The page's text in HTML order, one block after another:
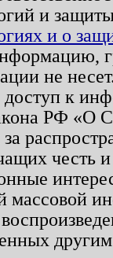
и
и о
не
доступ к
РФ «О
за
честь
массовой